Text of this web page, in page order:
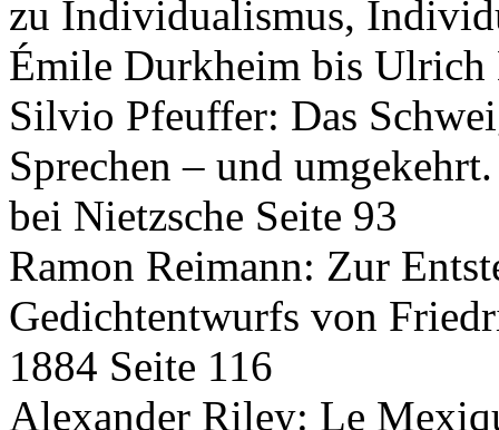
zu Individualismus,
Émile Durkheim bis Ulrich
Silvio Pfeuffer: Das
Sprechen – und
bei Nietzsche Seite 93
Ramon Reimann: Zur
Gedichtentwurfs von
1884 Seite 116
Alexander Riley: Le